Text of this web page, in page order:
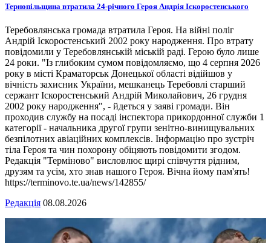
Тернопільщина втратила 24-річного Героя Андрія Іскоростенського
Теребовлянська громада втратила Героя. На війні поліг
Андрій Іскоростенський 2002 року народження. Про втрату
повідомили у Теребовлянській міській раді. Герою було лише
24 роки. "Із глибоким сумом повідомляємо, що 4 серпня 2026
року в місті Краматорськ Донецької області відійшов у
вічність захисник України, мешканець Теребовлі старший
сержант Іскоростенський Андрій Миколайович, 26 грудня
2002 року народження", - йдеться у заяві громади. Він
проходив службу на посаді інспектора прикордонної служби 1
категорії - начальника другої групи зенітно-винищувальних
безпілотних авіаційних комплексів. Інформацію про зустріч
тіла Героя та чин похорону обіцяють повідомити згодом.
Редакція "Терміново" висловлює щирі співчуття рідним,
друзям та усім, хто знав нашого Героя. Вічна йому пам'ять!
https://terminovo.te.ua/news/142855/
Редакція 08.08.2026